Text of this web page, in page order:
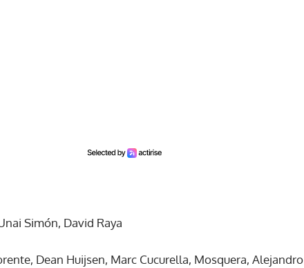
Simón, David Raya
Dean Huijsen, Marc Cucurella, Mosquera, Alejandro